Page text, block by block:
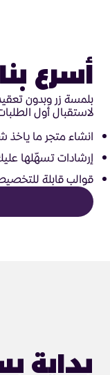
أسرع
بلمسة زر وبدون
لاستقبال أول
انشاء متجر ما ياخذ
إرشادات تسهّلها
قوالب قابلة
بداية